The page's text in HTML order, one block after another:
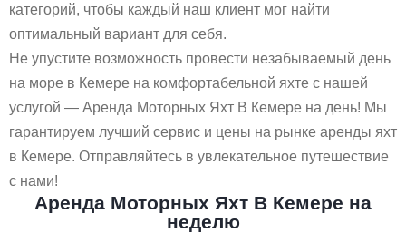
категорий, чтобы каждый наш клиент мог найти
оптимальный вариант для себя.
Не упустите возможность провести незабываемый день
на море в Кемере на комфортабельной яхте с нашей
услугой — Аренда Моторных Яхт В Кемере на день! Мы
гарантируем лучший сервис и цены на рынке аренды яхт
в Кемере. Отправляйтесь в увлекательное путешествие
с нами!
Аренда Моторных Яхт В Кемере на
неделю